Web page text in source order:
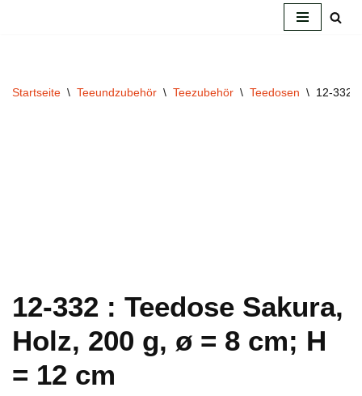
Startseite \ Teeundzubehör \ Teezubehör \ Teedosen \ 12-332 :
12-332 : Teedose Sakura,
Holz, 200 g, ø = 8 cm; H
= 12 cm